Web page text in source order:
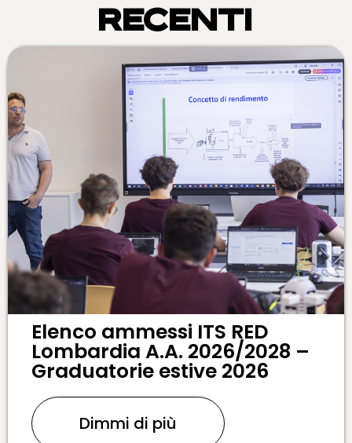
RECENTI
Elenco ammessi ITS RED
Lombardia A.A. 2026/2028 –
Graduatorie estive 2026
Dimmi di più